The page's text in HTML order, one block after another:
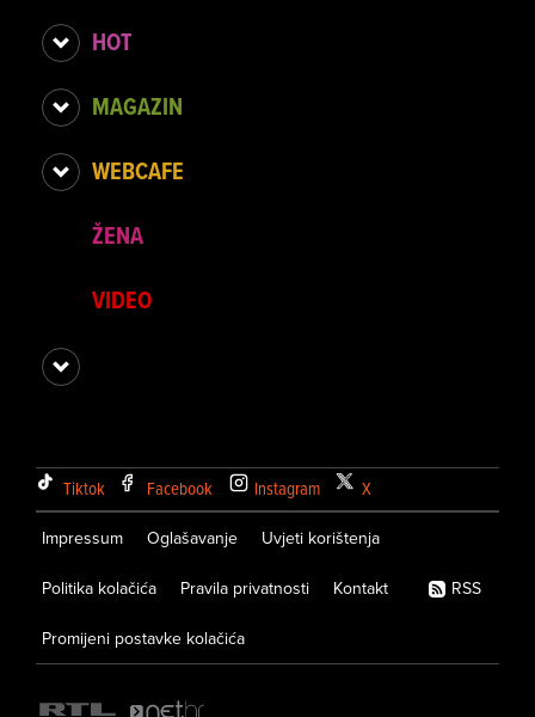
HOT
MAGAZIN
WEBCAFE
ŽENA
VIDEO
Tiktok Facebook Instagram X
Impressum Oglašavanje Uvjeti korištenja
Politika kolačića Pravila privatnosti Kontakt
Promijeni postavke kolačića
RSS